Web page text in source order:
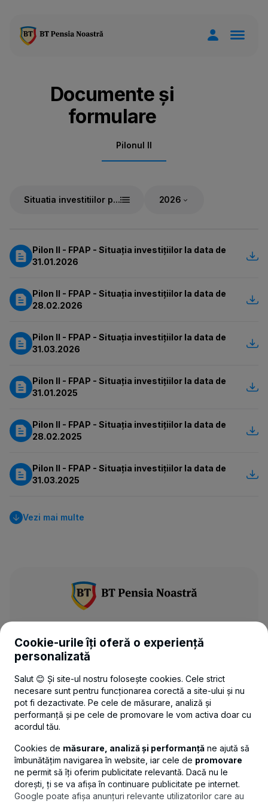
Documente și
formulare
Pilonul II
Situatia investitiilor p...
Pilon II - FPAP - Situația investițiilor la data de
31.01.2026
Pilon II - FPAP - Situația investițiilor la data de
28.02.2026
Pilon II - FPAP - Situația investițiilor la data de
31.03.2026
Pilon II - FPAP - Situația investițiilor la data de
31.01.2025
Pilon II - FPAP - Situația investițiilor la data de
28.02.2025
Pilon II - FPAP - Situația investițiilor la data de
31.03.2025
Vezi mai multe
UTILE
CONTACT
© Copyright 2026 Banca Transilvania.
Cookie-urile îți oferă o experiență
personalizată
Salut 😊 Și site-ul nostru folosește cookies. Cele strict
necesare sunt pentru funcționarea corectă a site-ului și nu
pot fi dezactivate. Pe cele de măsurare, analiză și
performanță și pe cele de promovare le vom activa doar cu
acordul tău.
Cookies de măsurare, analiză și performanță ne ajută să
îmbunătățim navigarea în website, iar cele de promovare
ne permit să îți oferim publicitate relevantă. Dacă nu le
dorești, ți se va afișa în continuare publicitate pe internet.
Google poate afișa anunțuri relevante utilizatorilor care au